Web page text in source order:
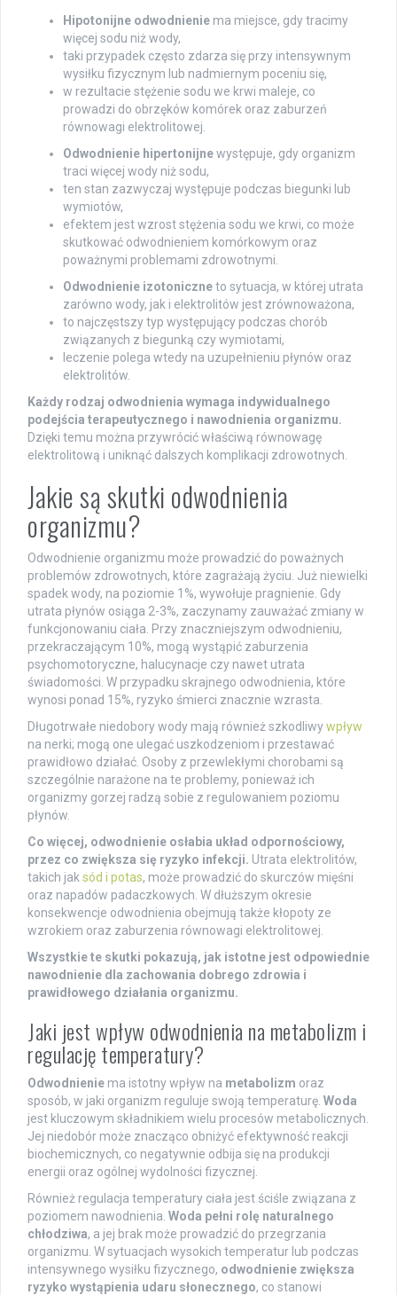
Hipotonijne odwodnienie ma miejsce, gdy tracimy
więcej sodu niż wody,
taki przypadek często zdarza się przy intensywnym
wysiłku fizycznym lub nadmiernym poceniu się,
w rezultacie stężenie sodu we krwi maleje, co
prowadzi do obrzęków komórek oraz zaburzeń
równowagi elektrolitowej.
Odwodnienie hipertonijnewystępuje, gdy organizm
traci więcej wody niż sodu,
ten stan zazwyczaj występuje podczas biegunki lub
wymiotów,
efektem jest wzrost stężenia sodu we krwi, co może
skutkować odwodnieniem komórkowym oraz
poważnymi problemami zdrowotnymi.
Odwodnienie izotoniczneto sytuacja, w której utrata
zarówno wody, jak i elektrolitów jest zrównoważona,
to najczęstszy typ występujący podczas chorób
związanych z biegunką czy wymiotami,
leczenie polega wtedy na uzupełnieniu płynów oraz
elektrolitów.
Każdy rodzaj odwodnienia wymaga indywidualnego
podejścia terapeutycznego i nawodnienia organizmu.
Dzięki temu można przywrócić właściwą równowagę
elektrolitową i uniknąć dalszych komplikacji zdrowotnych.
Jakie są skutki odwodnienia
organizmu?
Odwodnienie organizmu może prowadzić do poważnych
problemów zdrowotnych, które zagrażają życiu. Już niewielki
spadek wody, na poziomie 1%, wywołuje pragnienie. Gdy
utrata płynów osiąga 2-3%, zaczynamy zauważać zmiany w
funkcjonowaniu ciała. Przy znaczniejszym odwodnieniu,
przekraczającym 10%, mogą wystąpić zaburzenia
psychomotoryczne, halucynacje czy nawet utrata
świadomości. W przypadku skrajnego odwodnienia, które
wynosi ponad 15%, ryzyko śmierci znacznie wzrasta.
Długotrwałe niedobory wody mają również szkodliwywpływ
na nerki; mogą one ulegać uszkodzeniom i przestawać
prawidłowo działać. Osoby z przewlekłymi chorobami są
szczególnie narażone na te problemy, ponieważ ich
organizmy gorzej radzą sobie z regulowaniem poziomu
płynów.
Co więcej, odwodnienie osłabia układ odpornościowy,
przez co zwiększa się ryzyko infekcji. Utrata elektrolitów,
takich jak sód i potas, może prowadzić do skurczów mięśni
oraz napadów padaczkowych. W dłuższym okresie
konsekwencje odwodnienia obejmują także kłopoty ze
wzrokiem oraz zaburzenia równowagi elektrolitowej.
Wszystkie te skutki pokazują, jak istotne jest odpowiednie
nawodnienie dla zachowania dobrego zdrowia i
prawidłowego działania organizmu.
Jaki jest wpływ odwodnienia na metabolizm i
regulację temperatury?
Odwodnienie ma istotny wpływ na metabolizm oraz
sposób, w jaki organizm reguluje swoją temperaturę. Woda
jest kluczowym składnikiem wielu procesów metabolicznych.
Jej niedobór może znacząco obniżyć efektywność reakcji
biochemicznych, co negatywnie odbija się na produkcji
energii oraz ogólnej wydolności fizycznej.
Również regulacja temperatury ciała jest ściśle związana z
poziomem nawodnienia. Woda pełni rolę naturalnego
chłodziwa, a jej brak może prowadzić do przegrzania
organizmu. W sytuacjach wysokich temperatur lub podczas
intensywnego wysiłku fizycznego, odwodnienie zwiększa
ryzyko wystąpienia udaru słonecznego, co stanowi